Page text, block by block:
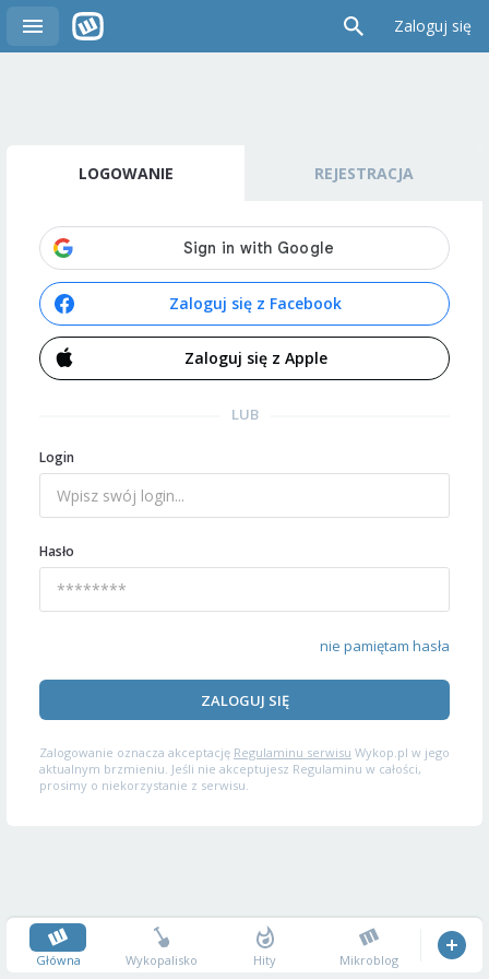
Zaloguj się
LOGOWANIE REJESTRACJA
Zaloguj się z Facebook
Zaloguj się z Apple
LUB
Login
Hasło
nie pamiętam hasła
ZALOGUJ SIĘ
Zalogowanie oznacza akceptację Regulaminu serwisu Wykop.pl w jego
aktualnym brzmieniu. Jeśli nie akceptujesz Regulaminu w całości,
prosimy o niekorzystanie z serwisu.
Główna Wykopalisko Hity Mikroblog